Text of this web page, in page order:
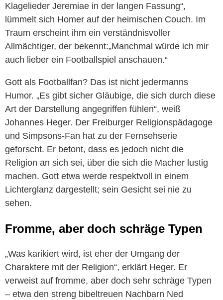
Klagelieder Jeremiae in der langen Fassung“,
lümmelt sich Homer auf der heimischen Couch. Im
Traum erscheint ihm ein verständnisvoller
Allmächtiger, der bekennt:„Manchmal würde ich mir
auch lieber ein Footballspiel anschauen.“
Gott als Footballfan? Das ist nicht jedermanns
Humor. „Es gibt sicher Gläubige, die sich durch diese
Art der Darstellung angegriffen fühlen“, weiß
Johannes Heger. Der Freiburger Religionspädagoge
und Simpsons-Fan hat zu der Fernsehserie
geforscht. Er betont, dass es jedoch nicht die
Religion an sich sei, über die sich die Macher lustig
machen. Gott etwa werde respektvoll in einem
Lichterglanz dargestellt; sein Gesicht sei nie zu
sehen.
Fromme, aber doch schräge Typen
„Was karikiert wird, ist eher der Umgang der
Charaktere mit der Religion“, erklärt Heger. Er
verweist auf fromme, aber doch sehr schräge Typen
– etwa den streng bibeltreuen Nachbarn Ned